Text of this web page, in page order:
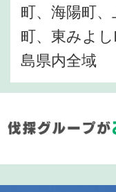
町、海陽町
町、東みよ
島県内全域